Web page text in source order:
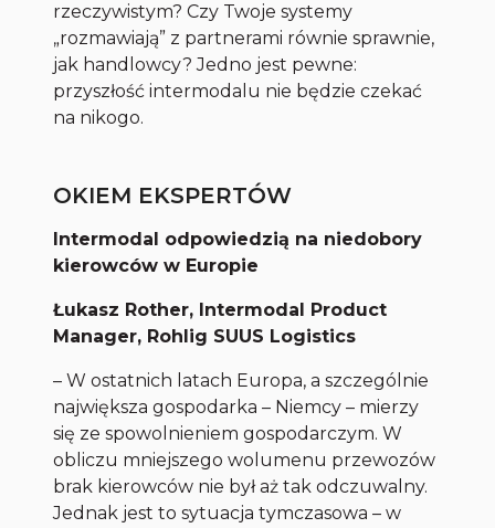
rzeczywistym? Czy Twoje systemy
„rozmawiają” z partnerami równie sprawnie,
jak handlowcy? Jedno jest pewne:
przyszłość intermodalu nie będzie czekać
na nikogo.
OKIEM EKSPERTÓW
Intermodal odpowiedzią na niedobory
kierowców w Europie
Łukasz Rother, Intermodal Product
Manager, Rohlig SUUS Logistics
– W ostatnich latach Europa, a szczególnie
największa gospodarka – Niemcy – mierzy
się ze spowolnieniem gospodarczym. W
obliczu mniejszego wolumenu przewozów
brak kierowców nie był aż tak odczuwalny.
Jednak jest to sytuacja tymczasowa – w